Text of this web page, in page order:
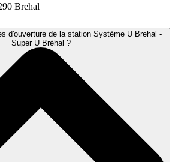
Brehal
d'ouverture de la station Système U Brehal -
Super U Bréhal ?